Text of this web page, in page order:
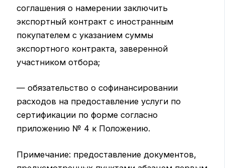
соглашения о намерении заключить
экспортный контракт с иностранным
покупателем с указанием суммы
экспортного контракта, заверенной
участником отбора;
— обязательство о софинансировании
расходов на предоставление услуги по
сертификации по форме согласно
приложению № 4 к Положению.
Примечание: предоставление документов,